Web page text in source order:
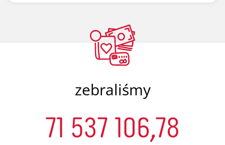
zebraliśmy
71 537 106,78